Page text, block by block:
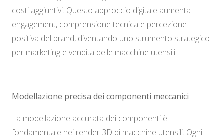
costi aggiuntivi. Questo approccio digitale aumenta
engagement, comprensione tecnica e percezione
positiva del brand, diventando uno strumento strategico
per marketing e vendita delle macchine utensili.
Modellazione precisa dei componenti meccanici
La modellazione accurata dei componenti è
fondamentale nei render 3D di macchine utensili. Ogni